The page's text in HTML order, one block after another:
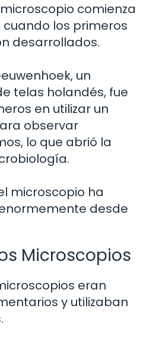
comienza
cuando los primeros
desarrollados.
un
telas holandés, fue
en utilizar un
observar
lo que abrió la
microscopio ha
desde
Microscopios
eran
y utilizaban